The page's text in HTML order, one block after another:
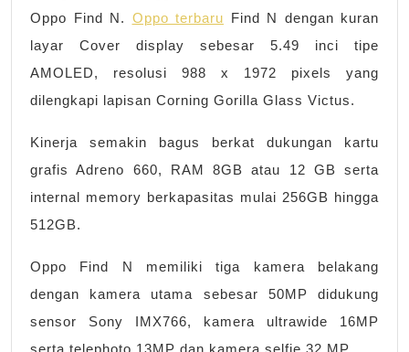
Oppo Find N. Oppo terbaru Find N dengan kuran
layar Cover display sebesar 5.49 inci tipe
AMOLED, resolusi 988 x 1972 pixels yang
dilengkapi lapisan Corning Gorilla Glass Victus.
Kinerja semakin bagus berkat dukungan kartu
grafis Adreno 660, RAM 8GB atau 12 GB serta
internal memory berkapasitas mulai 256GB hingga
512GB.
Oppo Find N memiliki tiga kamera belakang
dengan kamera utama sebesar 50MP didukung
sensor Sony IMX766, kamera ultrawide 16MP